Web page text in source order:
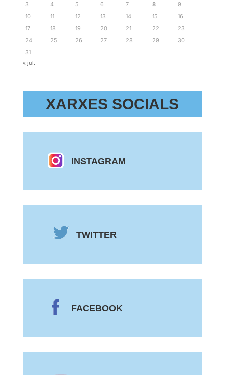
3
4 5 6 7 8
9
10
11 12 13 14 15
16
17
18 19 20 21 22
23
24
25 26 27 28 29
30
31
« jul.
XARXES SOCIALS
INSTAGRAM
TWITTER
FACEBOOK